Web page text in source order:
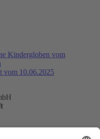
Kindergloben vom
vom 10.06.2025